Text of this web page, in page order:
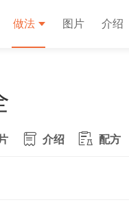
做法 图片 介绍
介绍 配方